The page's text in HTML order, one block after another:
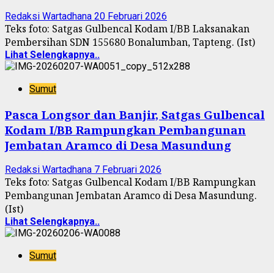
Redaksi Wartadhana 20 Februari 2026
Teks foto: Satgas Gulbencal Kodam I/BB Laksanakan
Pembersihan SDN 155680 Bonalumban, Tapteng. (Ist)
Lihat Selengkapnya..
Sumut
Pasca Longsor dan Banjir, Satgas Gulbencal
Kodam I/BB Rampungkan Pembangunan
Jembatan Aramco di Desa Masundung
Redaksi Wartadhana 7 Februari 2026
Teks foto: Satgas Gulbencal Kodam I/BB Rampungkan
Pembangunan Jembatan Aramco di Desa Masundung.
(Ist)
Lihat Selengkapnya..
Sumut